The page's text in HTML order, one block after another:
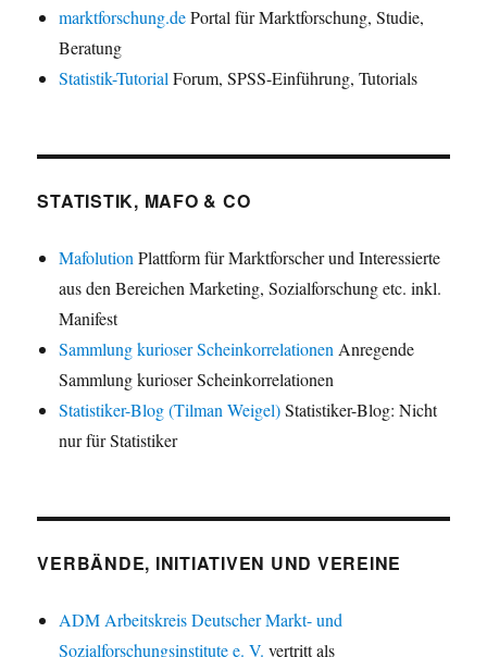
marktforschung.dePortal für Marktforschung, Studie,
Beratung
Statistik-Tutorial Forum, SPSS-Einführung, Tutorials
STATISTIK, MAFO & CO
Mafolution Plattform für Marktforscher und Interessierte
aus den Bereichen Marketing, Sozialforschung etc. inkl.
Manifest
Sammlung kurioser Scheinkorrelationen Anregende
Sammlung kurioser Scheinkorrelationen
Statistiker-Blog (Tilman Weigel)Statistiker-Blog: Nicht
nur für Statistiker
VERBÄNDE, INITIATIVEN UND VEREINE
ADM Arbeitskreis Deutscher Markt- und
Sozialforschungsinstitute e. V. vertritt als